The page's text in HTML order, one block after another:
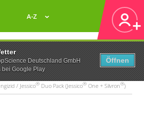
Deutschland GmbH
bei Google Play
Öffnen
A-Z
/ Jessico® Duo Pack (Jessico® One + Silvron®)